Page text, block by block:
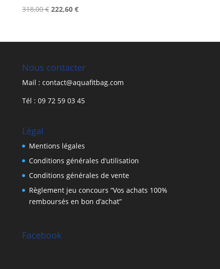
318,00€ Le
était :
222,60 €Le
est :
Nous contacter
Mail : contact@aquafitbag.com
Tél : 09 72 59 03 45
Légal
Mentions légales
Conditions générales d’utilisation
Conditions générales de vente
Règlement jeu concours “Vos achats 100%
remboursés en bon d’achat”
Facebook